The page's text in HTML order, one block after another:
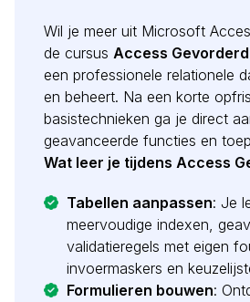
Wil je meer uit Microsoft
de cursus Access Gevorderd
een professionele relationele
en beheert. Na een korte
basistechnieken ga je direct
geavanceerde functies en
Wat leer je tijdens Access
Tabellen aanpassen: Je
meervoudige indexen,
validatieregels met eigen
invoermaskers en
Formulieren bouwen: